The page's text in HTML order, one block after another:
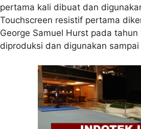
pertama kali dibuat dan
Touchscreen resistif pertama
George Samuel Hurst pada
diproduksi dan digunakan sampai